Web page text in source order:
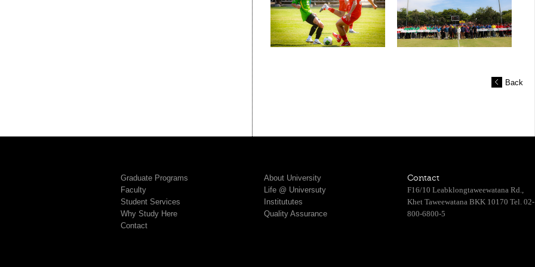
Back
Graduate Programs
Faculty
Student Services
Why Study Here
Contact
About University
Life @ Universuty
Institututes
Quality Assurance
Contact
F16/10 Leabklongtaweewatana Rd.,
Khet Taweewatana BKK 10170 Tel. 02-
800-6800-5